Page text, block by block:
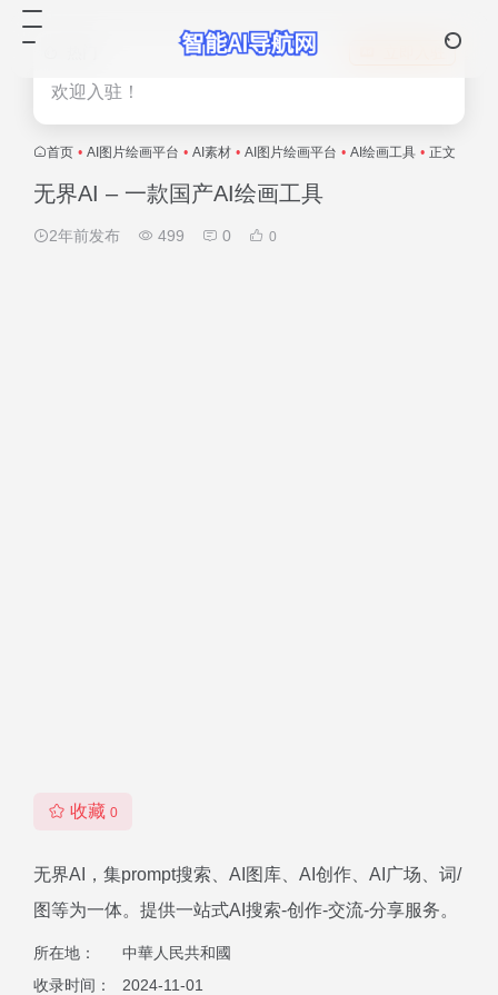
欢迎入驻！
首页 • AI图片绘画平台 • AI素材 • AI图片绘画平台 • AI绘画工具 • 正文
无界AI – 一款国产AI绘画工具
2年前发布 499 0 0
收藏 0
无界AI，集prompt搜索、AI图库、AI创作、AI广场、词/
图等为一体。提供一站式AI搜索-创作-交流-分享服务。
所在地：
中華人民共和國
收录时间：
2024-11-01